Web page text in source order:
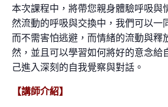
本次課程中，將帶您親身體驗呼吸與
然流動的呼吸與交換中，我們可以一
而不需害怕逃避，而情緒的流動與釋
然，並且可以學習如何將好的意念給
己進入深刻的自我覺察與對話。
【講師介紹】